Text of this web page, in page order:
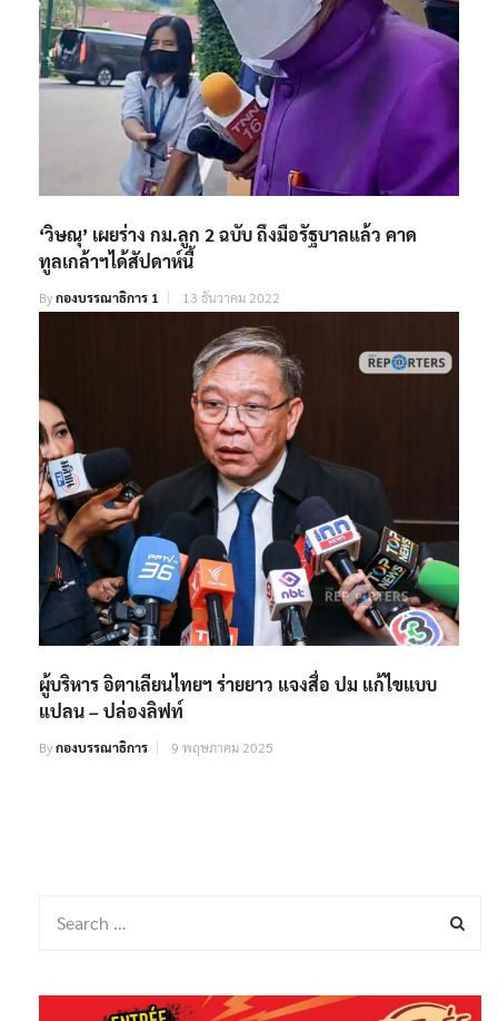
‘วิษณุ’ เผยร่าง กม.ลูก 2 ฉบับ ถึงมือรัฐบาลแล้ว คาด
ทูลเกล้าฯได้สัปดาห์นี้
Byกองบรรณาธิการ 1 13 ธันวาคม 2022
ผู้บริหาร อิตาเลียนไทยฯ ร่ายยาว แจงสื่อ ปม แก้ไขแบบ
แปลน – ปล่องลิฟท์
Byกองบรรณาธิการ 9 พฤษภาคม 2025